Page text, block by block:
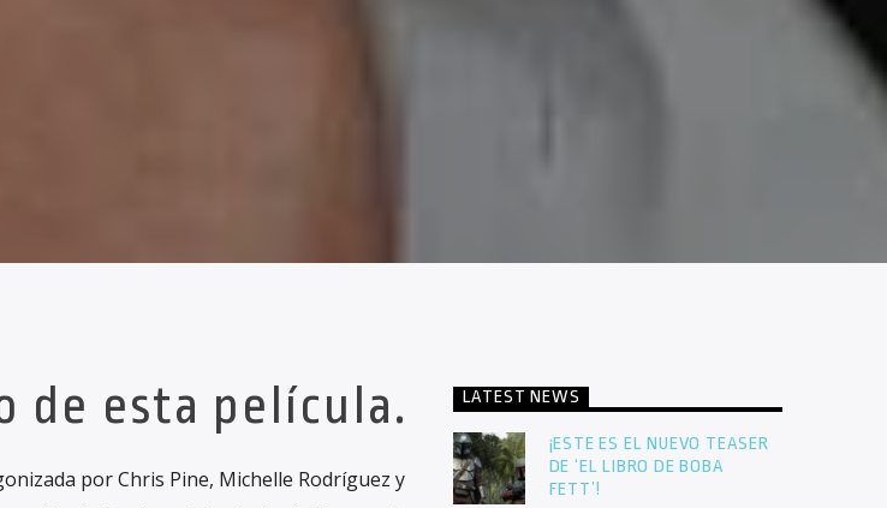
de esta película.
por Chris Pine, Michelle Rodríguez y
LATEST NEWS
¡ESTE ES EL NUEVO TEASER
DE ‘EL LIBRO DE BOBA
FETT’!